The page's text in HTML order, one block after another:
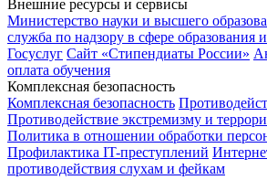
Внешние ресурсы и сервисы
Министерство науки и высшего
служба по надзору в сфере образования
Госуслуг Сайт «Стипендиаты России»
оплата обучения
Комплексная безопасность
Комплексная безопасность
Противодействие экстремизму и
Политика в отношении обработки
Профилактика IT-преступлений
противодействия слухам и фейкам